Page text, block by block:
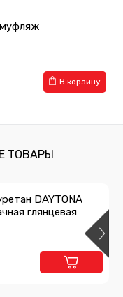
В корзину
ТОВАРЫ
DAYTONA
глянцевая